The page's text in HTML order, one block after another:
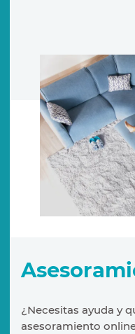
¿Necesitas ayuda y
asesoramiento